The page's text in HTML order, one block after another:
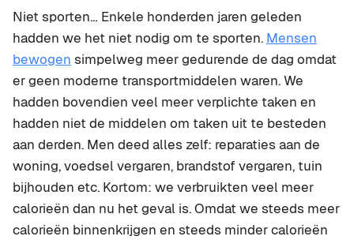
Niet sporten… Enkele honderden jaren geleden
hadden we het niet nodig om te sporten. Mensen
bewogen simpelweg meer gedurende de dag omdat
er geen moderne transportmiddelen waren. We
hadden bovendien veel meer verplichte taken en
hadden niet de middelen om taken uit te besteden
aan derden. Men deed alles zelf: reparaties aan de
woning, voedsel vergaren, brandstof vergaren, tuin
bijhouden etc. Kortom: we verbruikten veel meer
calorieën dan nu het geval is. Omdat we steeds meer
calorieën binnenkrijgen en steeds minder calorieën